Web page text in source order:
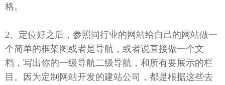
格。
2、定位好之后，参照同行业的网站给自己的网站做一
个简单的框架图或者是导航，或者说直接做一个文
档，写出你的一级导航二级导航，和所有要展示的栏
目。因为定制网站开发的建站公司，都是根据这些去